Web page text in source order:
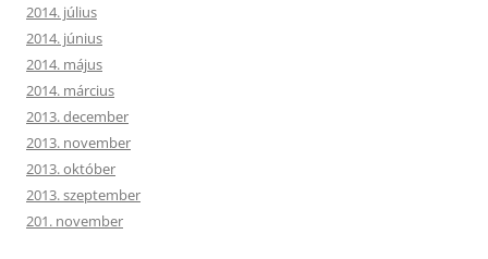
2014. július
2014. június
2014. május
2014. március
2013. december
2013. november
2013. október
2013. szeptember
201. november